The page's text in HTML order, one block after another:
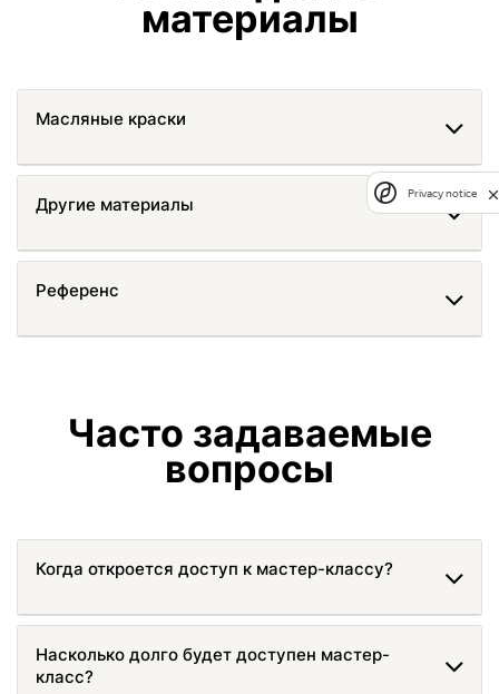
материалы
Масляные краски
Другие материалы
Референс
Часто задаваемые
вопросы
Когда откроется доступ к мастер-классу?
Насколько долго будет доступен мастер-
класс?
Privacy notice